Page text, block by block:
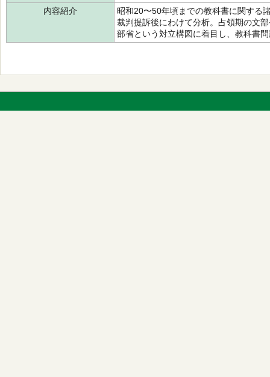
内容紹介
昭和20〜50年頃までの教科書に関する
裁判提訴後にわけて分析。占領期の文
部省という対立構図に着目し、教科書